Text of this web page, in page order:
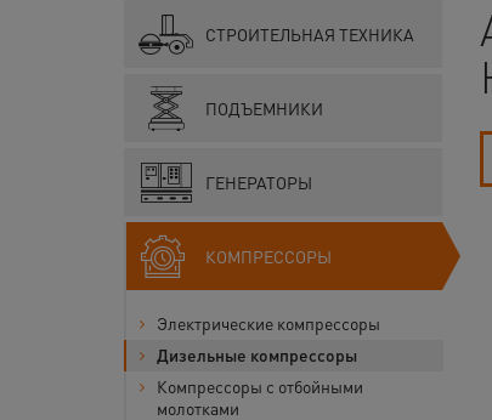
СТРОИТЕЛЬНАЯ ТЕХНИКА
ПОДЪЕМНИКИ
ГЕНЕРАТОРЫ
КОМПРЕССОРЫ
Электрические компрессоры
Дизельные компрессоры
Компрессоры с отбойными
молотками